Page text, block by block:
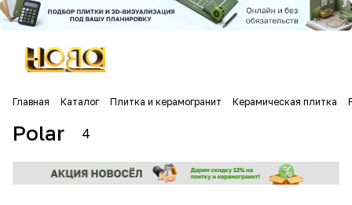
Главная Каталог Плитка и керамогранит Керамическая плитка
Polar 4